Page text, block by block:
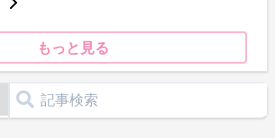
もっと見る